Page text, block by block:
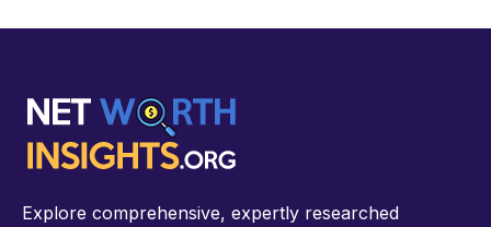
Explore comprehensive, expertly researched